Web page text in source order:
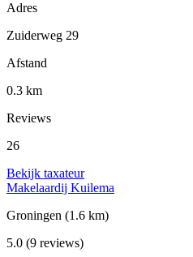
Adres
Zuiderweg 29
Afstand
0.3 km
Reviews
26
Bekijk taxateur
Makelaardij Kuilema
Groningen (1.6 km)
5.0 (9 reviews)